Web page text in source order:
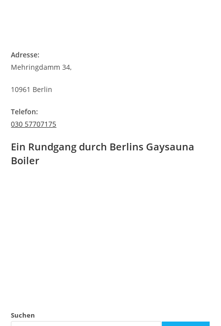
Adresse:
Mehringdamm 34,
10961 Berlin
Telefon:
030 57707175
Ein Rundgang durch Berlins Gaysauna
Boiler
Suchen